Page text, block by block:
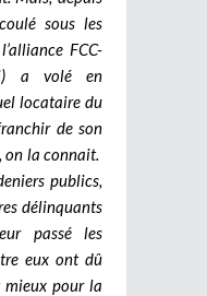
sous les
FCC-
a volé en
locataire du
de son
on la connait.
publics,
délinquants
passé les
eux ont dû
mieux pour la